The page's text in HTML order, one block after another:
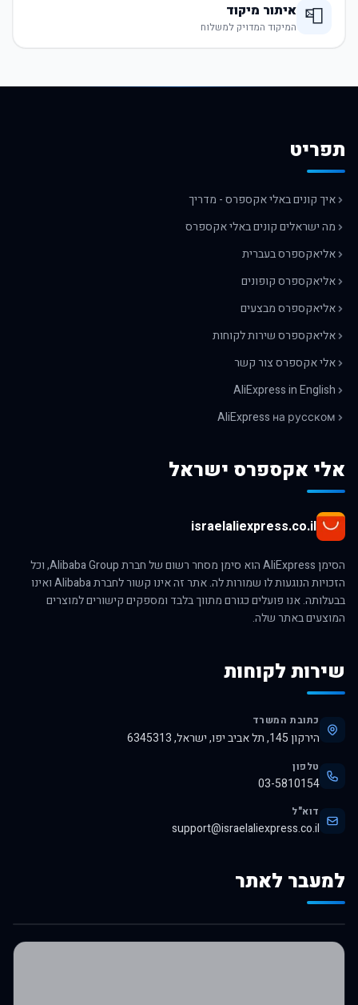
📮 איתור מיקוד
המיקוד המדויק למשלוח
תפריט
איך קונים באלי אקספרס - מדריך
מה ישראלים קונים באלי אקספרס
אליאקספרס בעברית
אליאקספרס קופונים
אליאקספרס מבצעים
אליאקספרס שירות לקוחות
אלי אקספרס צור קשר
AliExpress in English
AliExpress на русском
אלי אקספרס ישראל
israelaliexpress.co.il
הסימן AliExpress הוא סימן מסחר רשום של חברת Alibaba Group, וכל
הזכויות הנוגעות לו שמורות לה. אתר זה אינו קשור לחברת Alibaba ואינו
בבעלותה. אנו פועלים כגורם מתווך בלבד ומספקים קישורים למוצרים
המוצעים באתר שלה.
שירות לקוחות
כתובת המשרד
הירקון 145, תל אביב יפו, ישראל, 6345313
טלפון
03-5810154
דוא"ל
support@israelaliexpress.co.il
למעבר לאתר
לרכישה באלי אקספרס